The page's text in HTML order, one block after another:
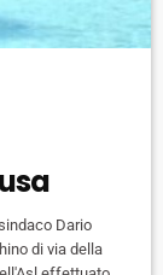
Dario
di via della